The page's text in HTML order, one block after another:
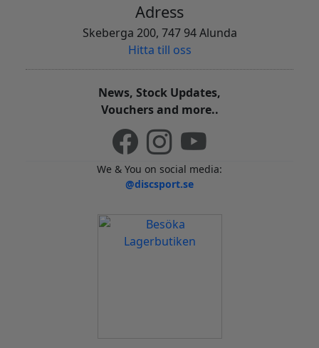
Adress
Skeberga 200, 747 94 Alunda
Hitta till oss
News, Stock Updates,
Vouchers and more..
We & You on social media:
@discsport.se